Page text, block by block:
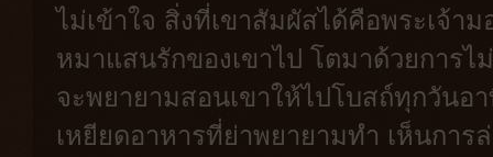
ไม่เข้าใจ สิ่งที่เขาสัมผัสได้คือพระเจ้า
หมาแสนรักของเขาไป โตมาด้วยการไ
จะพยายามสอนเขาให้ไปโบสถ์ทุกวันอ
เหยียดอาหารที่ย่าพยายามทำ เห็นกา